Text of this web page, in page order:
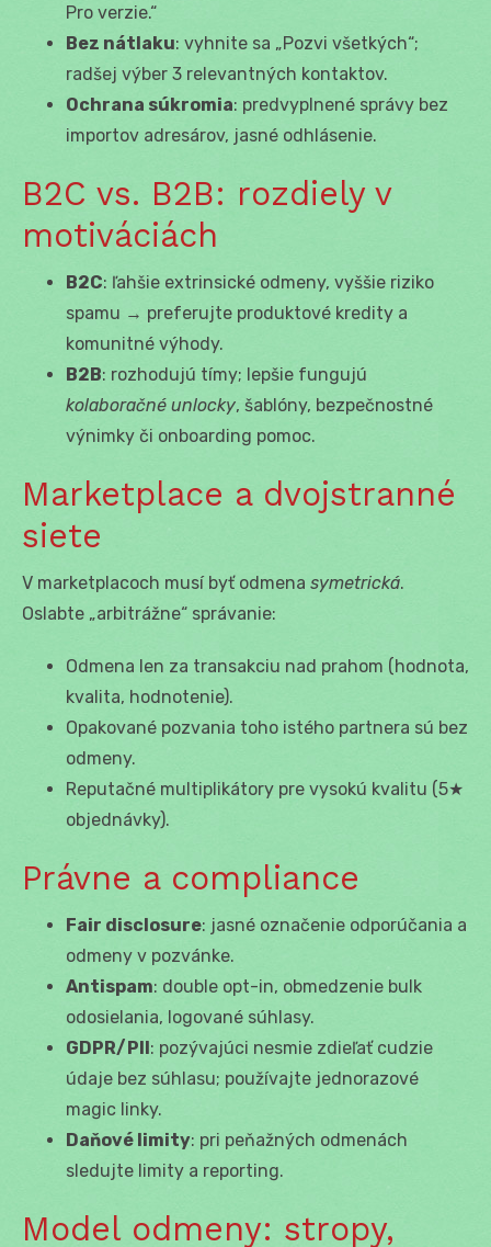
Pro verzie.“
Bez nátlaku: vyhnite sa „Pozvi všetkých“;
radšej výber 3 relevantných kontaktov.
Ochrana súkromia: predvyplnené správy bez
importov adresárov, jasné odhlásenie.
B2C vs. B2B: rozdiely v
motiváciách
B2C: ľahšie extrinsické odmeny, vyššie riziko
spamu → preferujte produktové kredity a
komunitné výhody.
B2B: rozhodujú tímy; lepšie fungujú
kolaboračné unlocky, šablóny, bezpečnostné
výnimky či onboarding pomoc.
Marketplace a dvojstranné
siete
V marketplacoch musí byť odmena symetrická.
Oslabte „arbitrážne“ správanie:
Odmena len za transakciu nad prahom (hodnota,
kvalita, hodnotenie).
Opakované pozvania toho istého partnera sú bez
odmeny.
Reputačné multiplikátory pre vysokú kvalitu (5★
objednávky).
Právne a compliance
Fair disclosure: jasné označenie odporúčania a
odmeny v pozvánke.
Antispam: double opt-in, obmedzenie bulk
odosielania, logované súhlasy.
GDPR/PII: pozývajúci nesmie zdieľať cudzie
údaje bez súhlasu; používajte jednorazové
magic linky.
Daňové limity: pri peňažných odmenách
sledujte limity a reporting.
Model odmeny: stropy,